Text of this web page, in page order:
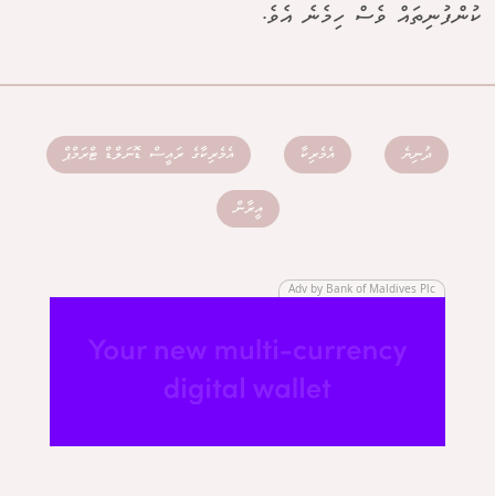
ކުންފުނިތައް ވެސް ހިމެނެ އެވެ.
ދުނިޔެ އެމެރިކާ އެމެރިކާގެ ރައީސް ޑޮނަލްޑް ޓްރަމްޕް
އީރާން
Adv by Bank of Maldives Plc